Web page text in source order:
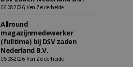
06-08-2026, Ven-Zelderheide
Allround
magazijnmedewerker
(fulltime) bij DSV zaden
Nederland B.V.
06-08-2026, Ven Zelderheide